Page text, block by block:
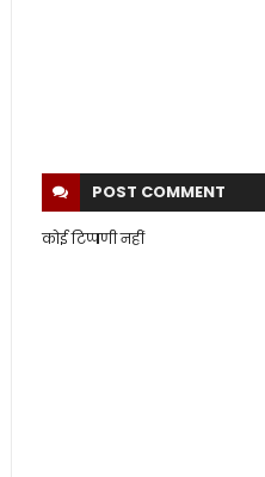
POST COMMENT
कोई टिप्पणी नहीं